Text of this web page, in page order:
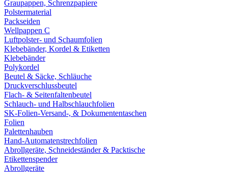
Graupappen, Schrenzpapiere
Polstermaterial
Packseiden
Wellpappen C
Luftpolster- und Schaumfolien
Klebebänder, Kordel & Etiketten
Klebebänder
Polykordel
Beutel & Säcke, Schläuche
Druckverschlussbeutel
Flach- & Seitenfaltenbeutel
Schlauch- und Halbschlauchfolien
SK-Folien-Versand-, & Dokumententaschen
Folien
Palettenhauben
Hand-Automatenstrechfolien
Abrollgeräte, Schneideständer & Packtische
Etikettenspender
Abrollgeräte